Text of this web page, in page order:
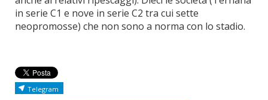
in serie C1 e nove in serie C2 tra cui sette
neopromosse) che non sono a norma con lo stadio.
Telegram